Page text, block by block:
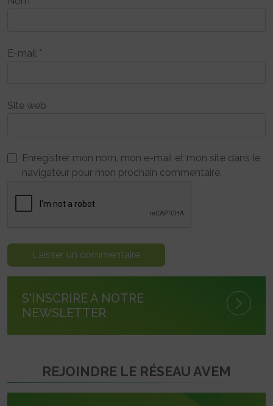
E-mail *
Site web
Enregistrer mon nom, mon e-mail et mon site dans le
navigateur pour mon prochain commentaire.
S'INSCRIRE À NOTRE
NEWSLETTER
REJOINDRE LE RÉSEAU AVEM